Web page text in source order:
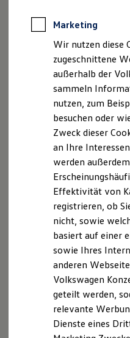
Anpfiff zum Gewinn
Elektroautos
ID. Tutorials
Reichweite
Reichweite
Reichweite
Laden
Laden
Laden
Batterie
Sicherheit
Garantie und
Technologie
Kosten und Kauf
Kaufoptionen
E-Auto-
Software und
Die ID.
ID. Software
Digitale
Impressum & Rechtliches)
Marketing
Wir nutzen diese
zugeschnittene
außerhalb der
sammeln
nutzen, zum
besuchen oder
Zweck dieser
an Ihre
werden
Effektivität von
registrieren, ob
nicht, sowie
basiert auf einer
sowie Ihres
anderen
Volkswagen
geteilt werden,
relevante
Dienste eines